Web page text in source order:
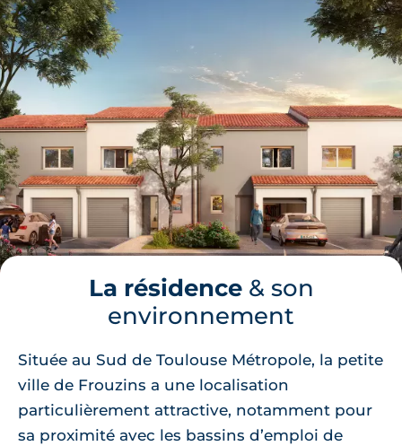
La résidence& son
environnement
Située au Sud de Toulouse Métropole, la petite
ville de Frouzins a une localisation
particulièrement attractive, notamment pour
sa proximité avec les bassins d’emploi de